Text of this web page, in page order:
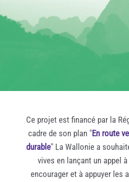
Ce projet est financé par la
cadre de son plan "En route
durable" La Wallonie a
vives en lançant un appel
encourager et à appuyer les